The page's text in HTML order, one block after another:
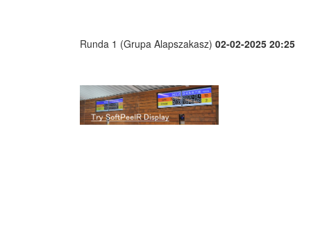
Runda 1 (Grupa Alapszakasz) 02-02-2025 20:25